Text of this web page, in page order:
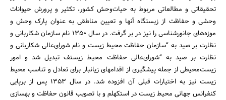
تحقیقاتی و مطالعاتی مربوط به حیات‌وحش کشور، تکثیر و پرورش حیوانات
وحشی و حفاظت از زیستگاه آنها و تعیین مناطقی به عنوان پارک وحش و
موزه‌های جانورشناسی را نیز در بر گرفت. در سال 1350 نام سازمان شکاربانی و
نظارت بر صید به “سازمان حفاظت محیط زیست و نام شورای‌عالی شکاربانی و
نظارت بر صید به “شورای‌عالی حفاظت محیط زیستف تبدیل شد و امور
زیست‌محیطی از جمله پیشگیری از اقدامهای زیانبار برای تعادل و تناسب محیط
زیست نیز به اختیارات قبلی آن افزوده شد. در سال 1353 پس از برپایی
کنفرانس جهانی محیط زیست در استکهلم و با تصویب قانون حفاظت و بهسازی